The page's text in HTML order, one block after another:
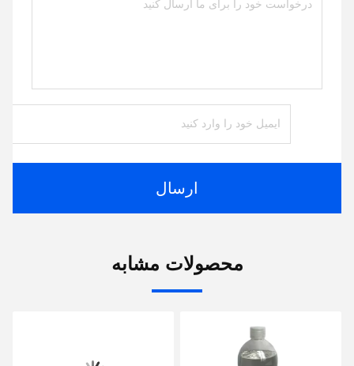
ارسال
محصولات مشابه